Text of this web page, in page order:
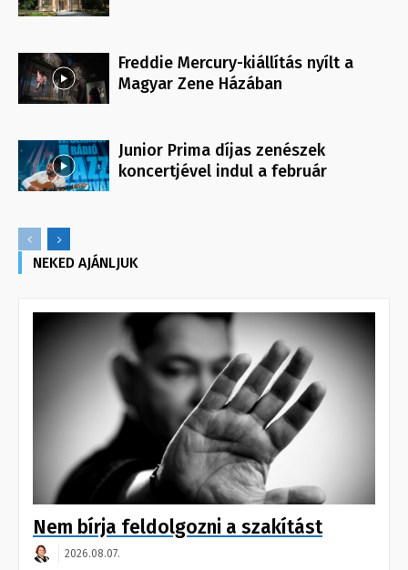
Freddie Mercury-kiállítás nyílt a
Magyar Zene Házában
Junior Prima díjas zenészek
koncertjével indul a február
NEKED AJÁNLJUK
Nem bírja feldolgozni a szakítást
2026.08.07.